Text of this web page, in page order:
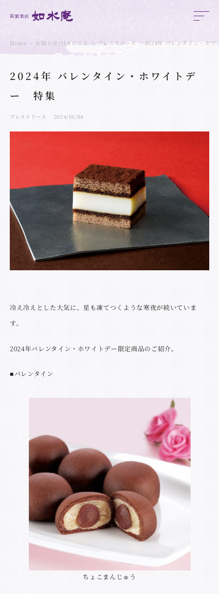
Home お知らせ/日々のこと プレスリリース 2024年 バレンタイン・ホ
2024年 バレンタイン・ホワイトデ
ー 特集
プレスリリース 2024/01/04
冷え冷えとした大気に、星も凍てつくような寒夜が続いていま
す。
2024年バレンタイン・ホワイトデー限定商品のご紹介。
■バレンタイン
ちょこまんじゅう